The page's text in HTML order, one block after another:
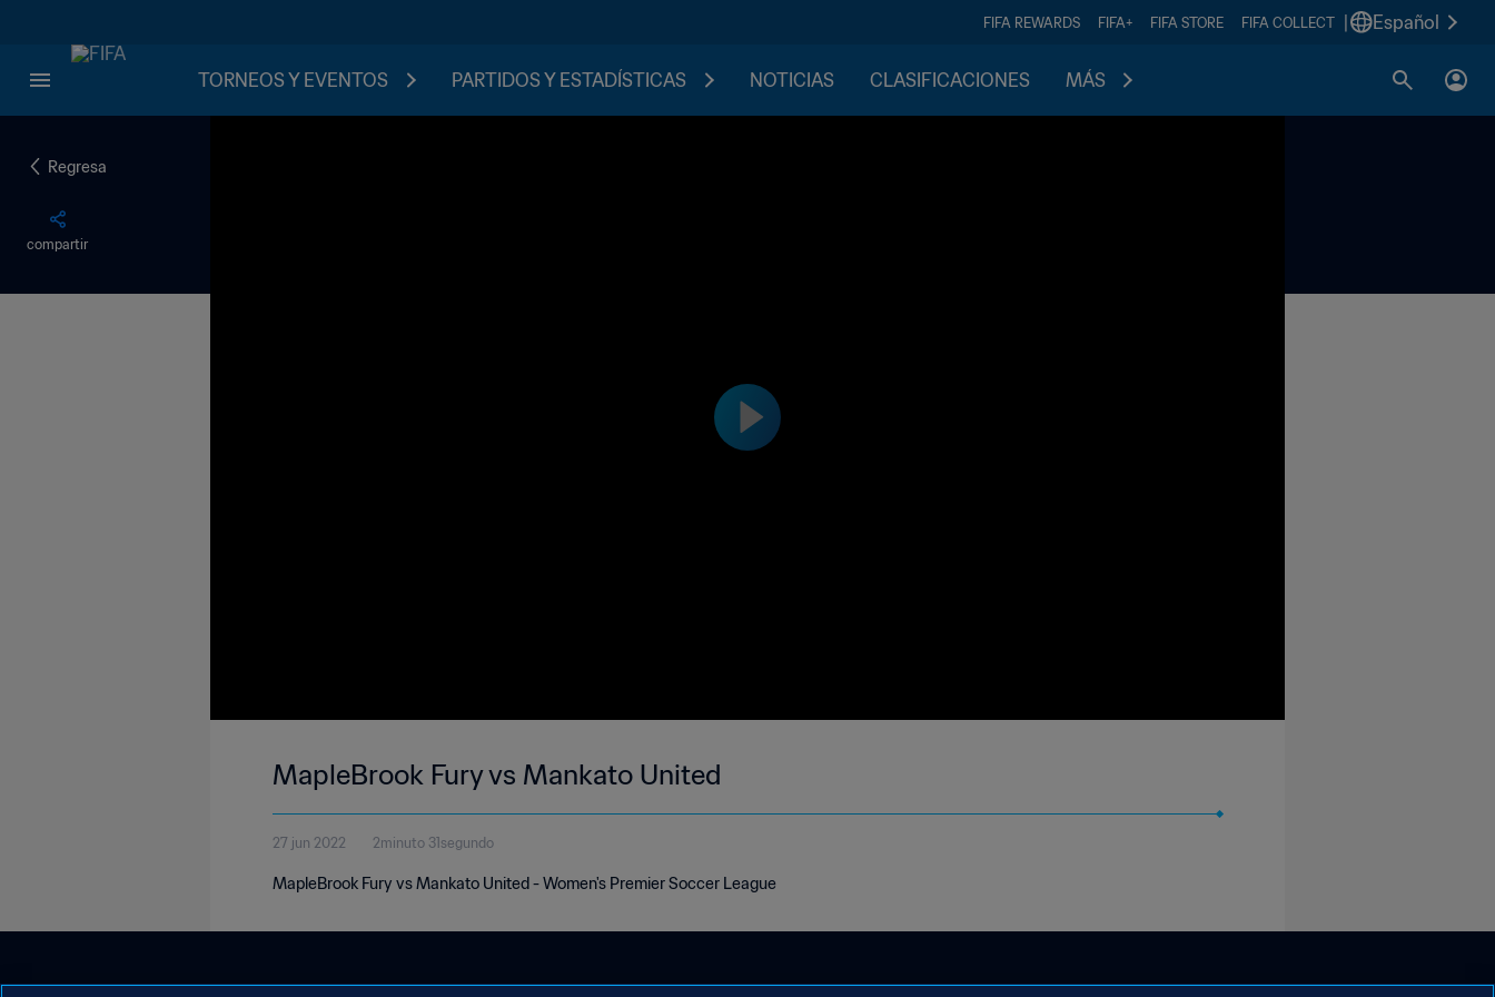
FIFA REWARDS FIFA+ FIFA STORE FIFA COLLECT Español
TORNEOS Y EVENTOS PARTIDOS Y ESTADÍSTICAS NOTICIAS CLASIFICACIONES MÁS
Regresa
compartir
MapleBrook Fury vs Mankato United
27 jun 2022 2minuto 31segundo
MapleBrook Fury vs Mankato United - Women's Premier Soccer League